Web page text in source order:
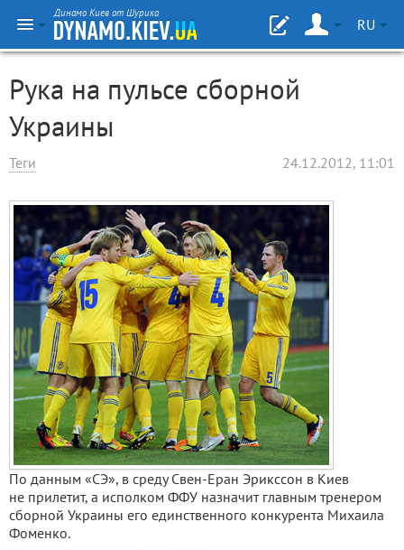
Динамо Киев от Шурика
RU
Рука на пульсе сборной
Украины
Теги 24.12.2012, 11:01
По данным «СЭ», в среду Свен-Еран Эрикссон в Киев
не прилетит, а исполком ФФУ назначит главным тренером
сборной Украины его единственного конкурента Михаила
Фоменко.